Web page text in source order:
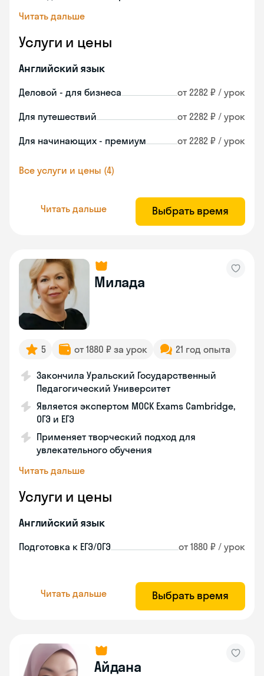
Читать дальше
Услуги и цены
Английский язык
Деловой - для бизнеса от 2282 ₽ / урок
Для путешествий от 2282 ₽ / урок
Для начинающих - премиум от 2282 ₽ / урок
Все услуги и цены (4)
Читать дальше Выбрать время
Милада
5 от 1880 ₽ за урок 21 год опыта
Закончила Уральский Государственный
Педагогический Университет
Является экспертом MOCK Exams Cambridge,
ОГЭ и ЕГЭ
Применяет творческий подход для
увлекательного обучения
Читать дальше
Услуги и цены
Английский язык
Подготовка к ЕГЭ/ОГЭ от 1880 ₽ / урок
Читать дальше Выбрать время
Айдана